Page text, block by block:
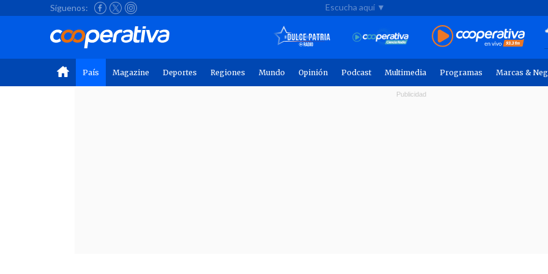
Síguenos: Escucha aquí ▼
País Magazine Deportes Regiones Mundo Opinión Podcast Multimedia Programas Marcas &